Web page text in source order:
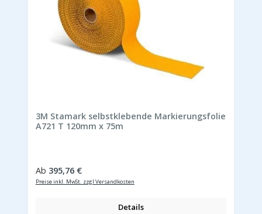
3M Stamark selbstklebende Markierungsfolie
A721 T 120mm x 75m
Regulärer Preis:
Ab 395,76 €
Preise inkl. MwSt. zzgl Versandkosten
Details